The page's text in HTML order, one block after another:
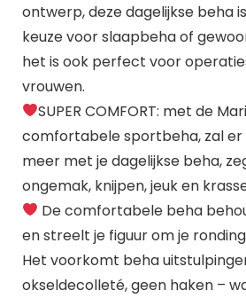
ontwerp, deze dagelijkse beha
keuze voor slaapbeha of
het is ook perfect voor
vrouwen.
SUPER COMFORT: met de
comfortabele sportbeha, zal
meer met je dagelijkse beha,
ongemak, knijpen, jeuk en
De comfortabele beha
en streelt je figuur om je
Het voorkomt beha
okseldecolleté, geen haken –